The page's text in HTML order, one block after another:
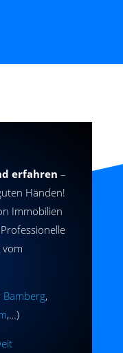
erfahren –
Händen!
Immobilien
Bamberg,
,…)